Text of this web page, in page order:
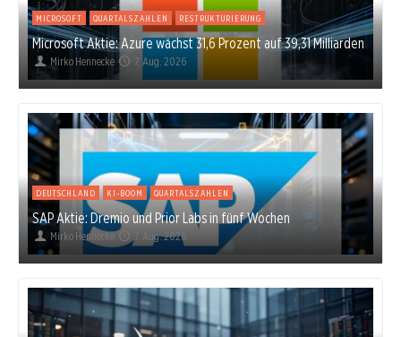
MICROSOFT QUARTALSZAHLEN RESTRUKTURIERUNG
Microsoft Aktie: Azure wächst 31,6 Prozent auf 39,31 Milliarden
Mirko Hennecke 7. Aug. 2026
DEUTSCHLAND KI-BOOM QUARTALSZAHLEN
SAP Aktie: Dremio und Prior Labs in fünf Wochen
Mirko Hennecke 7. Aug. 2026